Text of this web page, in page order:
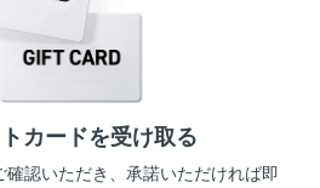
カードを受け取る
認いただき、承諾いただければ即